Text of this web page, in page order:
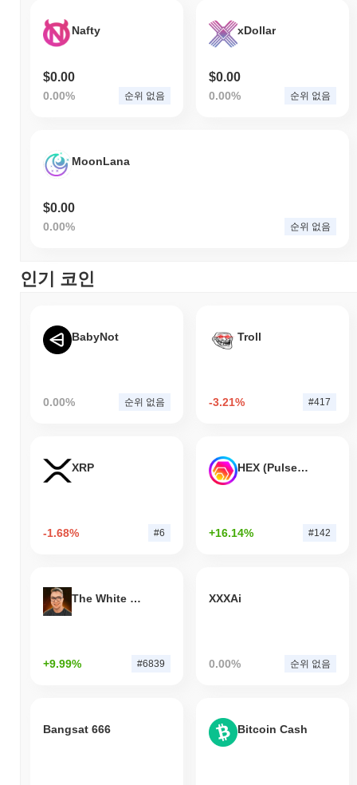
Nafty
$0.00
0.00% 순위 없음
xDollar
$0.00
0.00% 순위 없음
MoonLana
$0.00
0.00% 순위 없음
인기 코인
BabyNot
0.00% 순위 없음
Troll
-3.21% #417
XRP
-1.68% #6
HEX (Pulsechain)
+16.14% #142
The White Bull
+9.99% #6839
XXXAi
0.00% 순위 없음
Bangsat 666 Bitcoin Cash